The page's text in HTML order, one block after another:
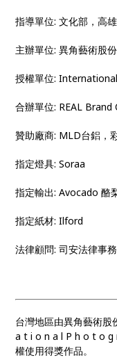
指導單位: 文化部，高
主辦單位: 異角藝術股
授權單位:
合辦單位: REAL
贊助廠商: MLD台鋁，
指定燈具: Soraa
指定輸出: Avocado 酪
指定紙材: Ilford
法律顧問: 司安法律事
台灣地區由異角藝術
a t i o n a l P h o t o g
權使用得獎作品。